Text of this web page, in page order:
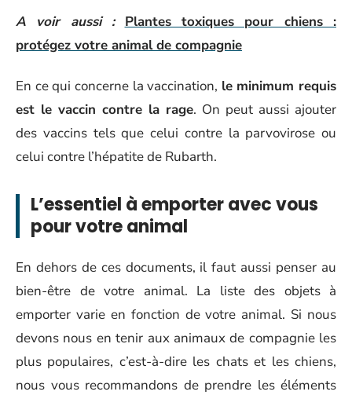
A voir aussi :
Plantes toxiques pour chiens :
protégez votre animal de compagnie
En ce qui concerne la vaccination, le minimum requis
est le vaccin contre la rage. On peut aussi ajouter
des vaccins tels que celui contre la parvovirose ou
celui contre l’hépatite de Rubarth.
L’essentiel à emporter avec vous
pour votre animal
En dehors de ces documents, il faut aussi penser au
bien-être de votre animal. La liste des objets à
emporter varie en fonction de votre animal. Si nous
devons nous en tenir aux animaux de compagnie les
plus populaires, c’est-à-dire les chats et les chiens,
nous vous recommandons de prendre les éléments